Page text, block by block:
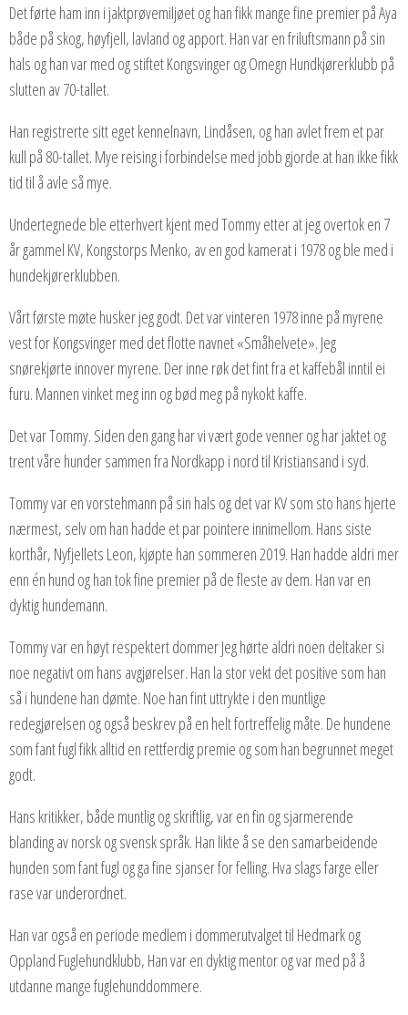
Det førte ham inn i jaktprøvemiljøet og han fikk mange fine premier på Aya
både på skog, høyfjell, lavland og apport. Han var en friluftsmann på sin
hals og han var med og stiftet Kongsvinger og Omegn Hundkjørerklubb på
slutten av 70-tallet.
Han registrerte sitt eget kennelnavn, Lindåsen, og han avlet frem et par
kull på 80-tallet. Mye reising i forbindelse med jobb gjorde at han ikke fikk
tid til å avle så mye.
Undertegnede ble etterhvert kjent med Tommy etter at jeg overtok en 7
år gammel KV, Kongstorps Menko, av en god kamerat i 1978 og ble med i
hundekjørerklubben.
Vårt første møte husker jeg godt. Det var vinteren 1978 inne på myrene
vest for Kongsvinger med det flotte navnet «Småhelvete». Jeg
snørekjørte innover myrene. Der inne røk det fint fra et kaffebål inntil ei
furu. Mannen vinket meg inn og bød meg på nykokt kaffe.
Det var Tommy. Siden den gang har vi vært gode venner og har jaktet og
trent våre hunder sammen fra Nordkapp i nord til Kristiansand i syd.
Tommy var en vorstehmann på sin hals og det var KV som sto hans hjerte
nærmest, selv om han hadde et par pointere innimellom. Hans siste
korthår, Nyfjellets Leon, kjøpte han sommeren 2019. Han hadde aldri mer
enn én hund og han tok fine premier på de fleste av dem. Han var en
dyktig hundemann.
Tommy varen høyt respektert dommer Jeg hørte aldri noen deltaker si
noe negativt om hans avgjørelser. Han la stor vekt det positive som han
så i hundene han dømte. Noe han fint uttrykte i den muntlige
redegjørelsen og også beskrev på en helt fortreffelig måte. De hundene
som fant fugl fikk alltid en rettferdig premie og som han begrunnet meget
godt.
Hans kritikker, både muntlig og skriftlig, var en fin og sjarmerende
blanding av norsk og svensk språk. Han likte å se den samarbeidende
hunden som fant fugl og ga fine sjanser for felling. Hva slags farge eller
rase var underordnet.
Han var også en periode medlem i dommerutvalget til Hedmark og
Oppland Fuglehundklubb, Han var en dyktig mentor og var med på å
utdanne mange fuglehunddommere.